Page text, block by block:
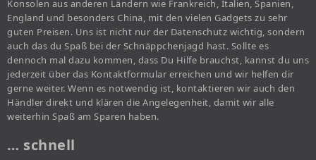
Konsolen aus anderen Ländern wie Frankreich, Italien, Spanien,
England und besonders China, mit den vielen Gadgets zu sehr
guten Preisen. Uns ist nicht nur der Datenschutz wichtig, sondern
auch das du Spaß bei der Schnäppchenjagd hast. Sollte es
dennoch mal dazu kommen, dass Du Hilfe brauchst, kannst du uns
jederzeit über das Kontaktformular erreichen und wir helfen dir
gerne weiter. Wenn es notwendig ist, kontaktieren wir auch den
Händler direkt und klären die Angelegenheit, damit wir alle
weiterhin Spaß am Sparen haben.
… schnell